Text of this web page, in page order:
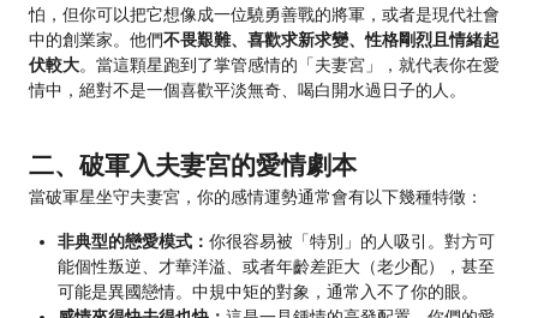
怕，但你可以把它想像成一位驍勇善戰的將軍，或者是現代社會
中的創業家。他們不畏艱難、喜歡求新求變、性格剛烈且情緒起
伏較大。當這顆星跑到了掌管感情的「夫妻宮」，就代表你在愛
情中，絕對不是一個喜歡平淡無奇、喝白開水過日子的人。
二、破軍入夫妻宮的愛情劇本
當破軍星坐守夫妻宮，你的感情運勢通常會有以下幾種特徵：
非典型的戀愛模式： 你很容易被「特別」的人吸引。對方可
能個性叛逆、才華洋溢、或者年齡差距大（老少配），甚至
可能是異國戀情。中規中矩的對象，通常入不了你的眼。